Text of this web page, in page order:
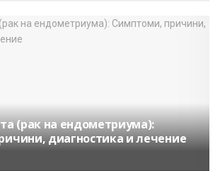
(рак на ендометриума):
диагностика и лечение